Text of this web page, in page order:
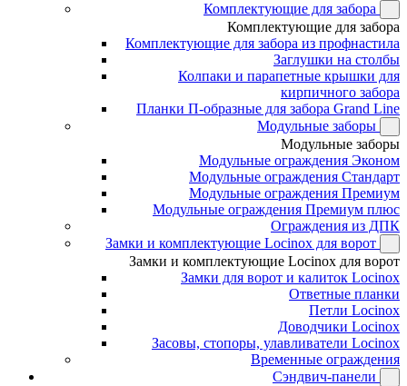
Комплектующие для забора
Комплектующие для забора
Комплектующие для забора из профнастила
Заглушки на столбы
Колпаки и парапетные крышки для
кирпичного забора
Планки П-образные для забора Grand Line
Модульные заборы
Модульные заборы
Модульные ограждения Эконом
Модульные ограждения Стандарт
Модульные ограждения Премиум
Модульные ограждения Премиум плюс
Ограждения из ДПК
Замки и комплектующие Locinox для ворот
Замки и комплектующие Locinox для ворот
Замки для ворот и калиток Locinox
Ответные планки
Петли Locinox
Доводчики Locinox
Засовы, стопоры, улавливатели Locinox
Временные ограждения
Сэндвич-панели